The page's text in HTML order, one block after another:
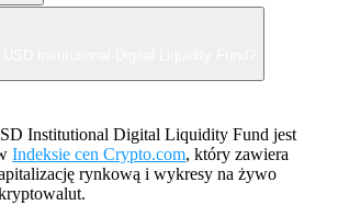
Institutional Digital Liquidity Fund jest
Indeksie cen Crypto.com, który zawiera
rynkową i wykresy na żywo